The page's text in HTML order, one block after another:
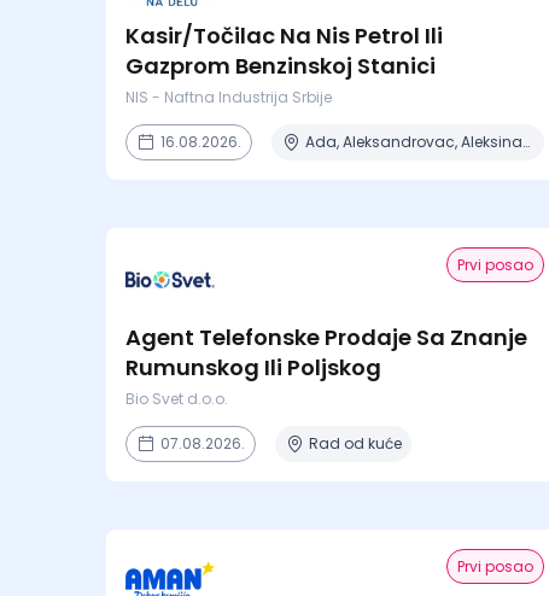
Kasir/Točilac Na Nis Petrol Ili
Gazprom Benzinskoj Stanici
NIS - Naftna Industrija Srbije
16.08.2026. Ada, Aleksandrovac, Aleksinac, Alibunar, Apatin + 206 mesta
Prvi posao
Agent Telefonske Prodaje Sa Znanje
Rumunskog Ili Poljskog
Bio Svet d.o.o.
07.08.2026. Rad od kuće
Prvi posao